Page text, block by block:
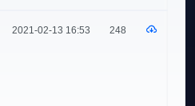
2021-02-13 16:53 248